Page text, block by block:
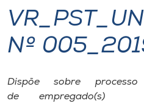
I.nova
Cultura
Nº
Dispõe sobre
de empregado(s)